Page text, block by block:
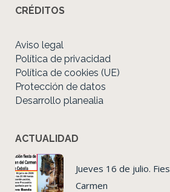
CRÉDITOS
Aviso legal
Política de privacidad
Política de cookies (UE)
Protección de datos
Desarrollo planealia
ACTUALIDAD
Jueves 16 de julio.
Carmen